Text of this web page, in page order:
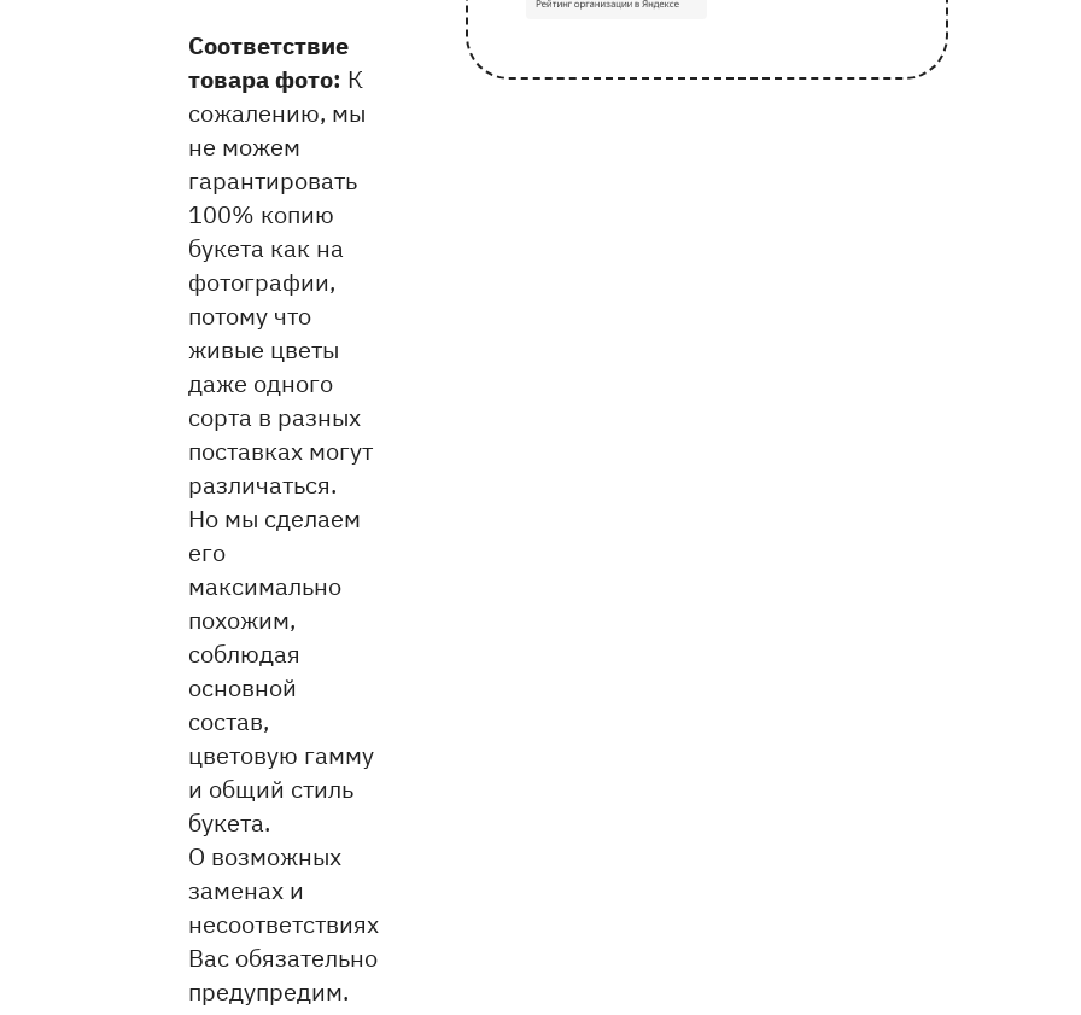
Соответствие
товара фото: К
сожалению, мы
не можем
гарантировать
100% копию
букета как на
фотографии,
потому что
живые цветы
даже одного
сорта в разных
поставках могут
различаться.
Но мы сделаем
его
максимально
похожим,
соблюдая
основной
состав,
цветовую гамму
и общий стиль
букета.
О возможных
заменах и
несоответствиях
Вас обязательно
предупредим.